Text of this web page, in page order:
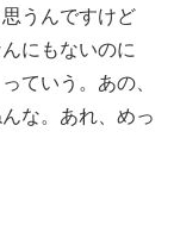
うんですけど
にもないのに
ていう。あの、
な。あれ、めっ